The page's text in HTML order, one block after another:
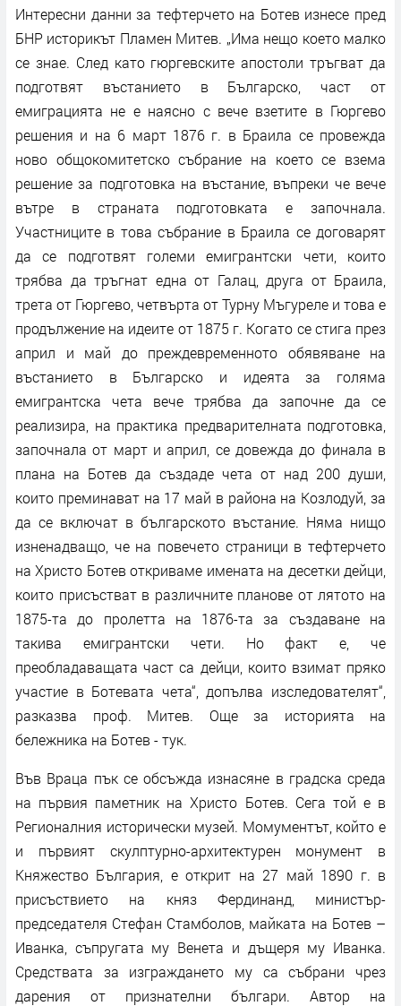
Интересни данни за тефтерчето на Ботев изнесе пред
БНР историкът Пламен Митев. „Има нещо което малко
се знае. След като гюргевските апостоли тръгват да
подготвят въстанието в Българско, част от
емиграцията не е наясно с вече взетите в Гюргево
решения и на 6 март 1876 г. в Браила се провежда
ново общокомитетско събрание на което се взема
решение за подготовка на въстание, въпреки че вече
вътре в страната подготовката е започнала.
Участниците в това събрание в Браила се договарят
да се подготвят големи емигрантски чети, които
трябва да тръгнат една от Галац, друга от Браила,
трета от Гюргево, четвърта от Турну Мъгуреле и това е
продължение на идеите от 1875 г. Когато се стига през
април и май до преждевременното обявяване на
въстанието в Българско и идеята за голяма
емигрантска чета вече трябва да започне да се
реализира, на практика предварителната подготовка,
започнала от март и април, се довежда до финала в
плана на Ботев да създаде чета от над 200 души,
които преминават на 17 май в района на Козлодуй, за
да се включат в българското въстание. Няма нищо
изненадващо, че на повечето страници в тефтерчето
на Христо Ботев откриваме имената на десетки дейци,
които присъстват в различните планове от лятото на
1875-та до пролетта на 1876-та за създаване на
такива емигрантски чети. Но факт е, че
преобладаващата част са дейци, които взимат пряко
участие в Ботевата чета“, допълва изследователят“,
разказва проф. Митев. Още за историята на
бележника на Ботев - тук.
Във Враца пък се обсъжда изнасяне в градска среда
на първия паметник на Христо Ботев. Сега той е в
Регионалния исторически музей. Момументът, който е
и първият скулптурно-архитектурен монумент в
Княжество България, е открит на 27 май 1890 г. в
присъствието на княз Фердинанд, министър-
председателя Стефан Стамболов, майката на Ботев –
Иванка, съпругата му Венета и дъщеря му Иванка.
Средствата за изграждането му са събрани чрез
дарения от признателни българи. Автор на